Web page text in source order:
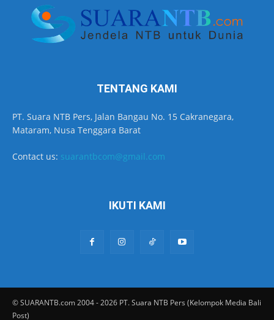
TENTANG KAMI
PT. Suara NTB Pers, Jalan Bangau No. 15 Cakranegara,
Mataram, Nusa Tenggara Barat
Contact us: suarantbcom@gmail.com
IKUTI KAMI
© SUARANTB.com 2004 - 2026 PT. Suara NTB Pers (Kelompok Media Bali
Post)